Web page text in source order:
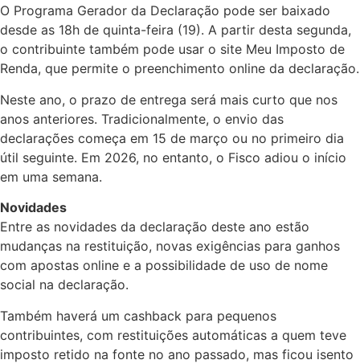
O Programa Gerador da Declaração pode ser baixado
desde as 18h de quinta-feira (19). A partir desta segunda,
o contribuinte também pode usar o site Meu Imposto de
Renda, que permite o preenchimento online da declaração.
Neste ano, o prazo de entrega será mais curto que nos
anos anteriores. Tradicionalmente, o envio das
declarações começa em 15 de março ou no primeiro dia
útil seguinte. Em 2026, no entanto, o Fisco adiou o início
em uma semana.
Novidades
Entre as novidades da declaração deste ano estão
mudanças na restituição, novas exigências para ganhos
com apostas online e a possibilidade de uso de nome
social na declaração.
Também haverá um cashback para pequenos
contribuintes, com restituições automáticas a quem teve
imposto retido na fonte no ano passado, mas ficou isento